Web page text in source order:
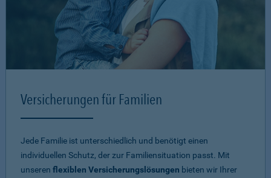
Versicherungen für Familien
Jede Familie ist unterschiedlich und benötigt einen
individuellen Schutz, der zur Familiensituation passt. Mit
unseren flexiblen Versicherungslösungen bieten wir Ihrer